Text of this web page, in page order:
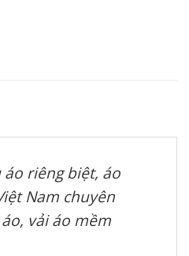
riêng biệt, áo
Nam chuyên
vải áo mềm